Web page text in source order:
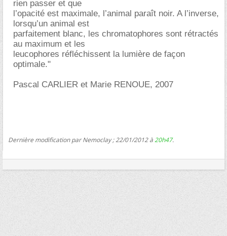
rien passer et que
l’opacité est maximale, l’animal paraît noir. A l’inverse,
lorsqu’un animal est
parfaitement blanc, les chromatophores sont rétractés
au maximum et les
leucophores réfléchissent la lumière de façon
optimale."
Pascal CARLIER et Marie RENOUE, 2007
Dernière modification par Nemoclay ; 22/01/2012 à20h47.